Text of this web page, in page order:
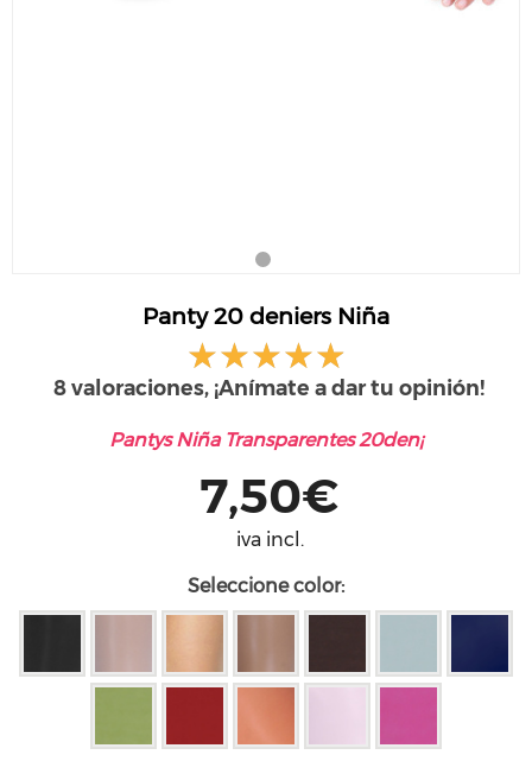
Panty 20 deniers Niña
8 valoraciones, ¡Anímate a dar tu opinión!
Pantys Niña Transparentes 20den¡
7,50€
iva incl.
Seleccione color: